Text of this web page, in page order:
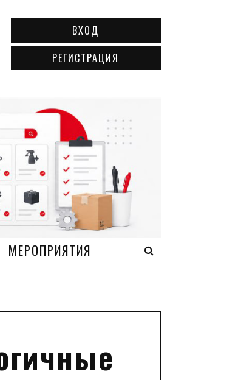
ВХОД
РЕГИСТРАЦИЯ
МЕРОПРИЯТИЯ